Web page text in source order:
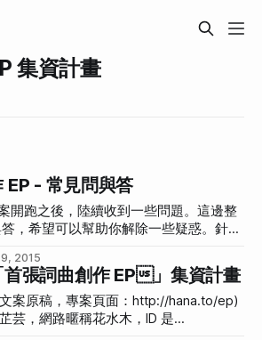
集資計畫
EP - 常見問與答
開跑之後，陸續收到一些問題。這邊整
，希望可以幫助你解除一些疑惑。針對
：http://www.hereo.cc/project-
沒
2015
張詞曲創作 EP」集資計畫
案原稿，專案頁面：http://hana.to/ep)
芸，網路暱稱花水木，ID 是